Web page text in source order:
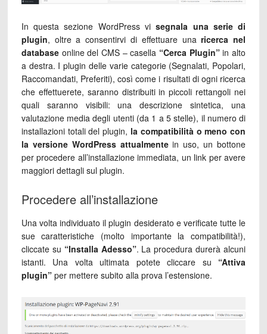
In questa sezione WordPress vi segnala una serie di
plugin, oltre a consentirvi di effettuare unaricerca nel
databaseonline del CMS – casella “Cerca Plugin”in alto
a destra. I plugin delle varie categorie (Segnalati, Popolari,
Raccomandati, Preferiti), così come i risultati di ogni ricerca
che effettuerete, saranno distribuiti in piccoli rettangoli nei
quali saranno visibili: una descrizione sintetica, una
valutazione media degli utenti (da 1 a 5 stelle), il numero di
installazioni totali del plugin, la compatibilità o meno con
la versione WordPress attualmentein uso, un bottone
per procedere all’installazione immediata, un link per avere
maggiori dettagli sul plugin.
Procedere all’installazione
Una volta individuato il plugin desiderato e verificate tutte le
sue caratteristiche (molto importante la compatibilità!),
cliccate su “Installa Adesso”. La procedura durerà alcuni
istanti. Una volta ultimata potete cliccare su “Attiva
plugin”per mettere subito alla prova l’estensione.